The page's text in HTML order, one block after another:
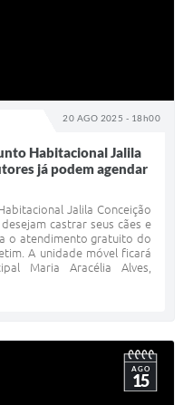
20 AGO 2025 - 18h00
Habitacional Jalila
já podem agendar
Jalila Conceição
castrar seus cães e
o atendimento gratuito do
A unidade móvel ficará
Maria Aracélia Alves,
AGO
15